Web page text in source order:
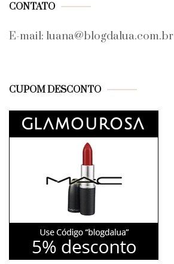
CONTATO
E-mail: luana@blogdalua.com.br
CUPOM DESCONTO